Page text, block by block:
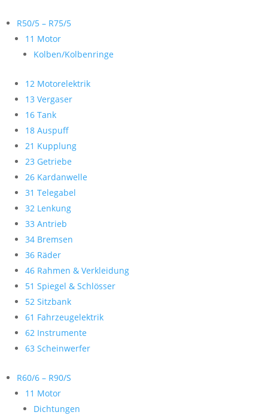
R50/5 – R75/5
11 Motor
Kolben/Kolbenringe
12 Motorelektrik
13 Vergaser
16 Tank
18 Auspuff
21 Kupplung
23 Getriebe
26 Kardanwelle
31 Telegabel
32 Lenkung
33 Antrieb
34 Bremsen
36 Räder
46 Rahmen & Verkleidung
51 Spiegel & Schlösser
52 Sitzbank
61 Fahrzeugelektrik
62 Instrumente
63 Scheinwerfer
R60/6 – R90/S
11 Motor
Dichtungen